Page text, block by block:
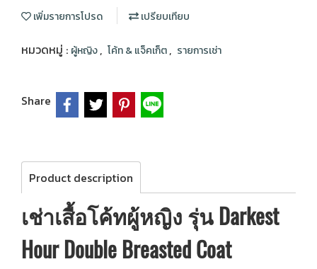
เพิ่มรายการโปรด เปรียบเทียบ
หมวดหมู่ : ผู้หญิง, โค้ท & แจ็คเก็ต, รายการเช่า
Share
Product description
เช่าเสื้อโค้ทผู้หญิง รุ่น Darkest
Hour Double Breasted Coat